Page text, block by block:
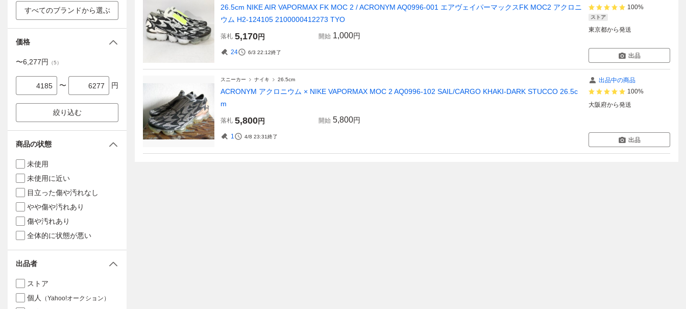
26.5cm NIKE AIR VAPORMAX FK MOC 2 / ACRONYM AQ0996-001 エアヴェイパーマックスFK MOC2 アクロニ
ウム H2-124105 2100000412273 TYO
落札 5,170円 開始 1,000円
24 6/3 22:12終了
100%
ストア
東京都から発送
出品
スニーカー ナイキ 26.5cm
ACRONYM アクロニウム × NIKE VAPORMAX MOC 2 AQ0996-102 SAIL/CARGO KHAKI-DARK STUCCO 26.5c
m
落札 5,800円 開始 5,800円
1 4/8 23:31終了
出品中の商品
100%
大阪府から発送
出品
すべてのブランドから選ぶ
価格
〜6,277円 （5）
〜 円
絞り込む
商品の状態
未使用
未使用に近い
目立った傷や汚れなし
やや傷や汚れあり
傷や汚れあり
全体的に状態が悪い
出品者
ストア
個人
（Yahoo!オークション）